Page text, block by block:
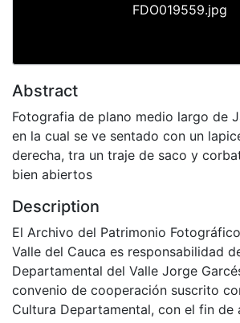
FDO019559.jpg
Abstract
Fotografia de plano medio largo de
en la cual se ve sentado con un
derecha, tra un traje de saco y
bien abiertos
Description
El Archivo del Patrimonio
Valle del Cauca es responsabilidad
Departamental del Valle Jorge
convenio de cooperación suscrito
Cultura Departamental, con el fin de